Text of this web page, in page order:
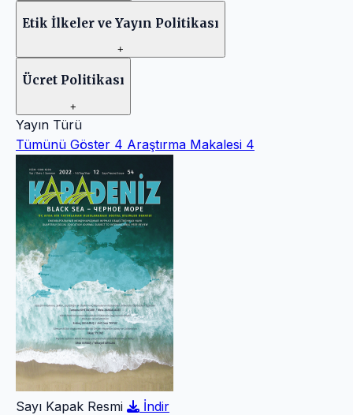
Etik İlkeler ve Yayın Politikası
+
Ücret Politikası
+
Yayın Türü
Tümünü Göster 4 Araştırma Makalesi 4
Sayı Kapak Resmi
İndir